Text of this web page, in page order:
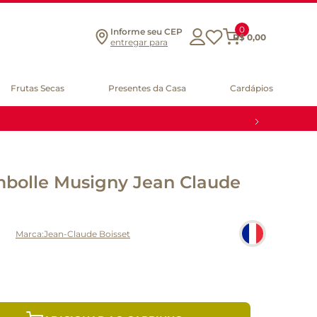
Informe seu CEP
entregar para
0
R$ 0,00
Frutas Secas Presentes da Casa Cardápios
Musigny Jean Claude
Jean-Claude Boisset